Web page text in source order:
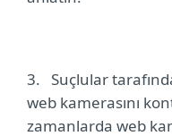
3.
Suçlular
web kamerasını
zamanlarda web